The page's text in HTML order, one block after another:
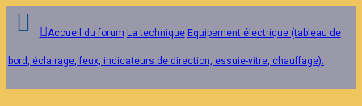
Accueil du forum La technique Equipement électrique (tableau de
bord, éclairage, feux, indicateurs de direction, essuie-vitre, chauffage).